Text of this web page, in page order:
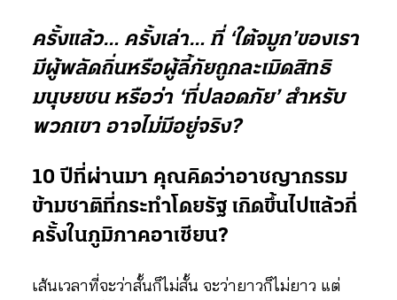
ครั้งแล้ว… ครั้งเล่า… ที่ ‘ใต้จมูก’ของเรา
มีผู้พลัดถิ่นหรือผู้ลี้ภัยถูกละเมิดสิทธิ
มนุษยชน หรือว่า ‘ที่ปลอดภัย’ สำหรับ
พวกเขา อาจไม่มีอยู่จริง?
10 ปีที่ผ่านมา คุณคิดว่าอาชญากรรม
ข้ามชาติที่กระทำโดยรัฐ เกิดขึ้นไปแล้วกี่
ครั้งในภูมิภาคอาเซียน?
เส้นเวลาที่จะว่าสั้นก็ไม่สั้น จะว่ายาวก็ไม่ยาว แต่